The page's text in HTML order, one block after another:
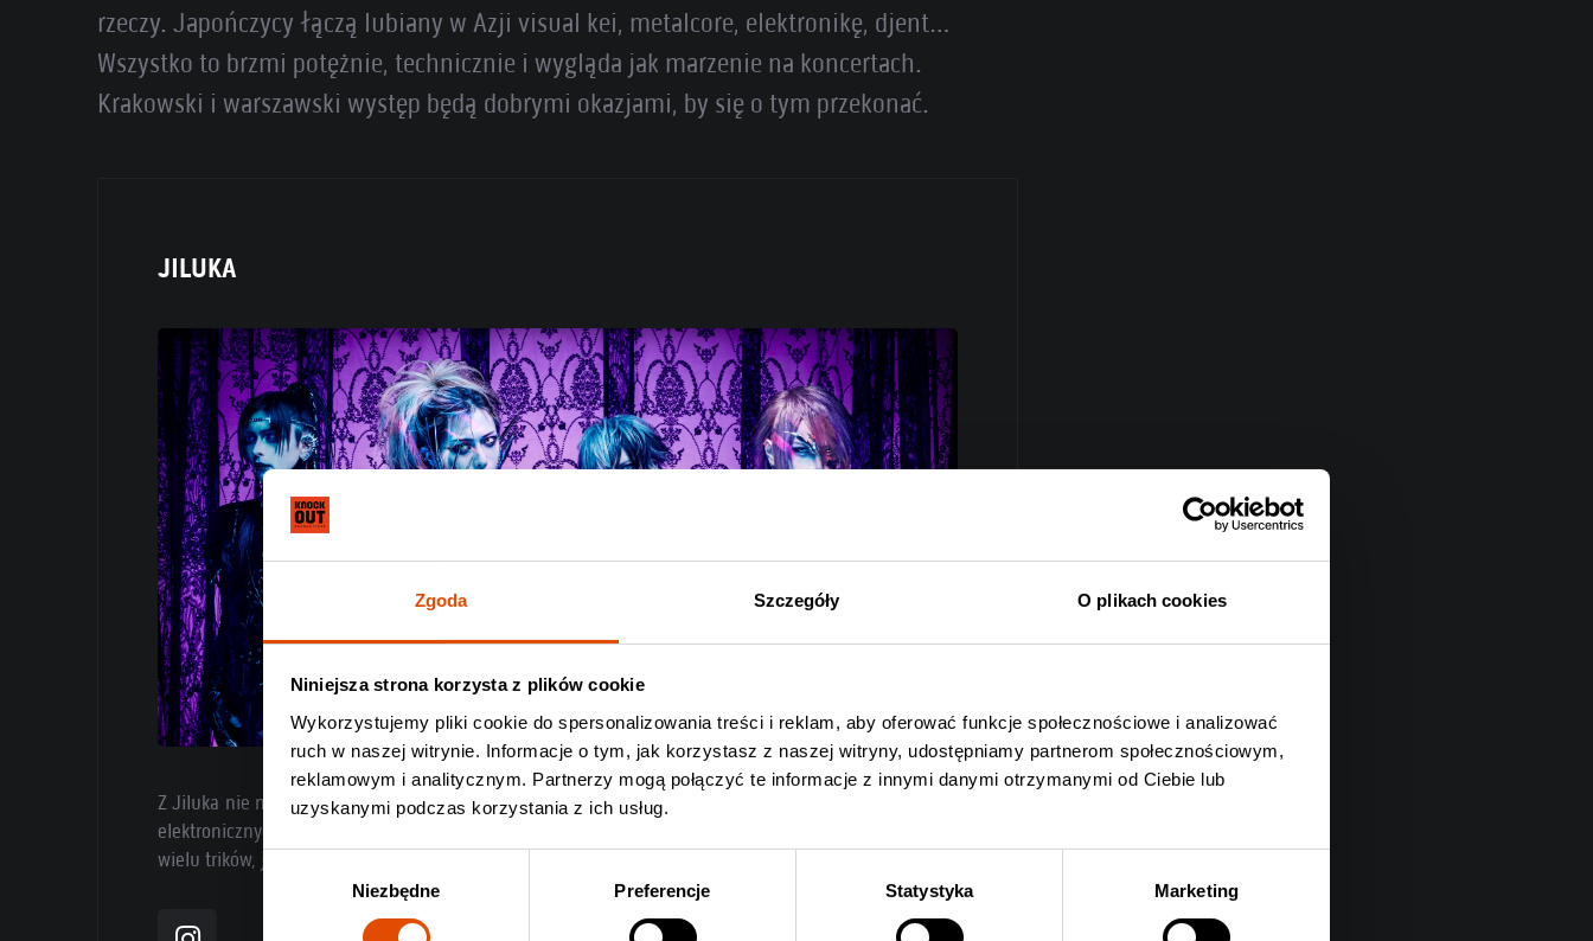
Zgoda Szczegóły O plikach cookies
Niniejsza strona korzysta z plików cookie
Wykorzystujemy pliki cookie do spersonalizowania treści i reklam, aby oferować funkcje społecznościowe i analizować
ruch w naszej witrynie. Informacje o tym, jak korzystasz z naszej witryny, udostępniamy partnerom społecznościowym,
reklamowym i analitycznym. Partnerzy mogą połączyć te informacje z innymi danymi otrzymanymi od Ciebie lub
uzyskanymi podczas korzystania z ich usług.
Wybór
Niezbędne Preferencje Statystyka Marketing
rzeczy. Japończycy łączą lubiany w Azji visual kei, metalcore, elektronikę, djent…
Wszystko to brzmi potężnie, technicznie i wygląda jak marzenie na koncertach.
Krakowski i warszawski występ będą dobrymi okazjami, by się o tym przekonać.
JILUKA
Z Jiluka nie ma nudy – nie ma też niczego, co możecie przewidzieć. Nagłe przeskoki z metalcore’a do
elektronicznych pląsów, albo z deathcore’a do djentowej matematyki to dla nich norma i jeden z
wielu trików, jakie mają w zanadrzu. Prawdziwa duma Japonii.